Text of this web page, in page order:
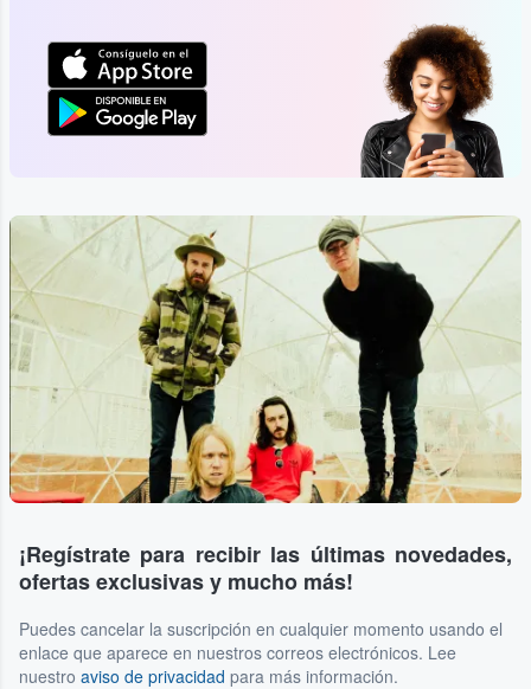
¡Regístrate para recibir las últimas novedades,
ofertas exclusivas y mucho más!
Puedes cancelar la suscripción en cualquier momento usando el
enlace que aparece en nuestros correos electrónicos. Lee
nuestro aviso de privacidad para más información.